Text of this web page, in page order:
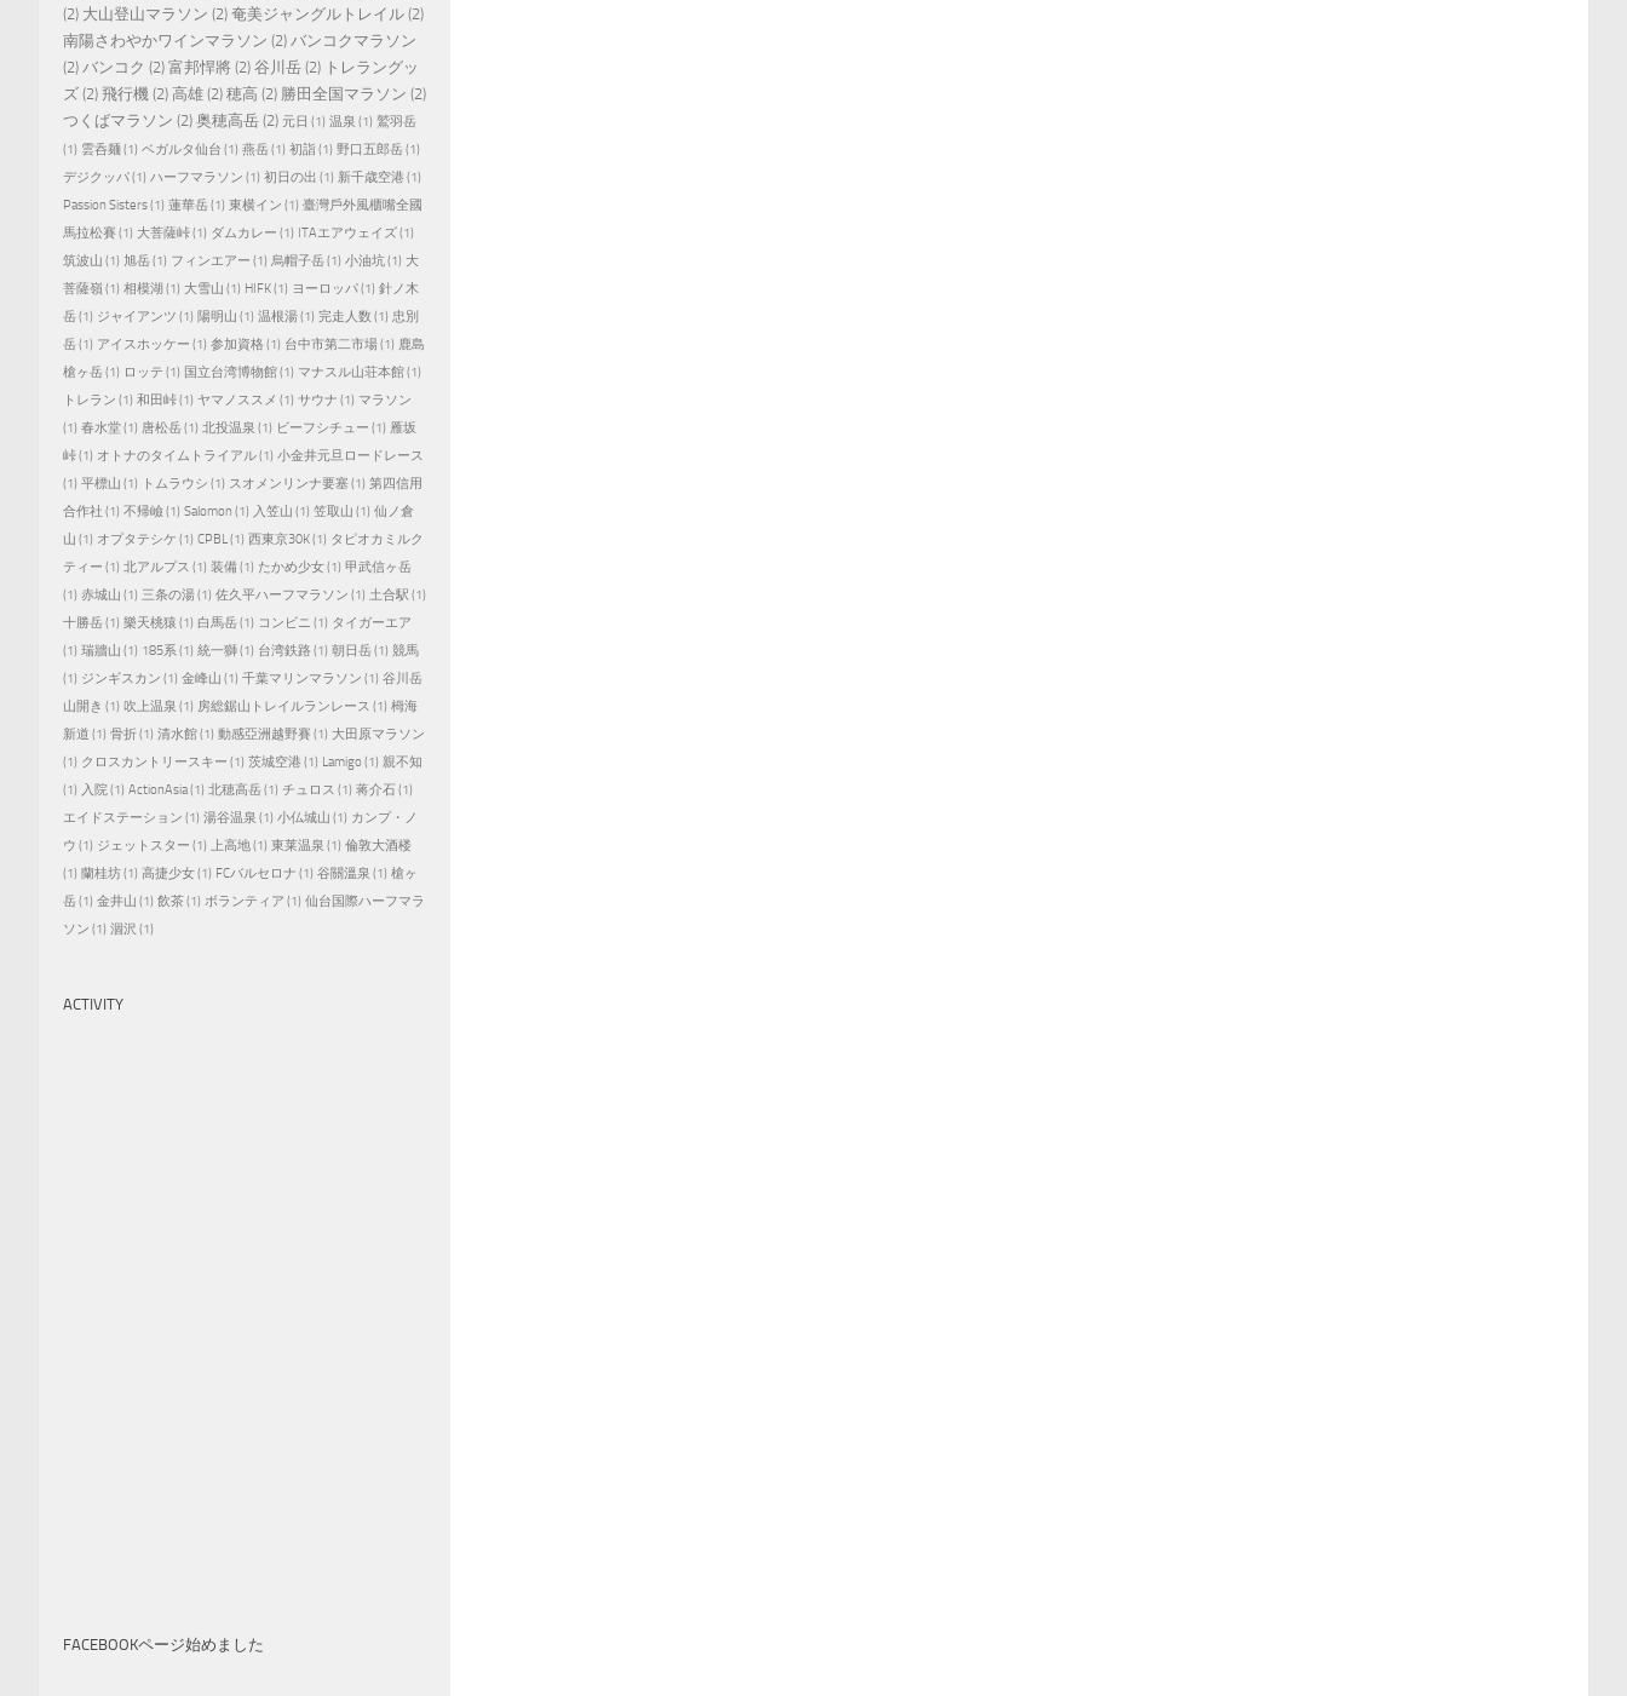
(2) 大山登山マラソン (2) 奄美ジャングルトレイル (2)
南陽さわやかワインマラソン (2) バンコクマラソン
(2) バンコク (2) 富邦悍將 (2) 谷川岳 (2) トレラングッ
ズ (2) 飛行機 (2) 高雄 (2) 穂高 (2) 勝田全国マラソン (2)
つくばマラソン (2) 奥穂高岳 (2) 元日 (1) 温泉 (1) 鷲羽岳
(1) 雲呑麺(1) ベガルタ仙台 (1) 燕岳(1) 初詣(1) 野口五郎岳(1)
デジクッパ(1) ハーフマラソン (1) 初日の出 (1) 新千歳空港 (1)
Passion Sisters(1) 蓮華岳(1) 東横イン (1) 臺灣戶外風櫃嘴全國
馬拉松賽 (1) 大菩薩峠(1) ダムカレー (1) ITAエアウェイズ(1)
筑波山 (1) 旭岳(1) フィンエアー (1) 烏帽子岳(1) 小油坑(1) 大
菩薩嶺 (1) 相模湖 (1) 大雪山 (1) HIFK(1) ヨーロッパ(1) 針ノ木
岳(1) ジャイアンツ (1) 陽明山 (1) 温根湯(1) 完走人数 (1) 忠別
岳(1) アイスホッケー (1) 参加資格 (1) 台中市第二市場(1) 鹿島
槍ヶ岳(1) ロッテ (1) 国立台湾博物館(1) マナスル山荘本館(1)
トレラン (1) 和田峠(1) ヤマノススメ (1) サウナ (1) マラソン
(1) 春水堂(1) 唐松岳(1) 北投温泉 (1) ビーフシチュー (1) 雁坂
峠(1) オトナのタイムトライアル(1) 小金井元旦ロードレース
(1) 平標山 (1) トムラウシ (1) スオメンリンナ要塞(1) 第四信用
合作社 (1) 不帰嶮(1) Salomon (1) 入笠山 (1) 笠取山 (1) 仙ノ倉
山 (1) オプタテシケ (1) CPBL (1) 西東京30K(1) タピオカミルク
ティー (1) 北アルプス (1) 装備(1) たかめ少女(1) 甲武信ヶ岳
(1) 赤城山 (1) 三条の湯(1) 佐久平ハーフマラソン (1) 土合駅 (1)
十勝岳(1) 樂天桃猿 (1) 白馬岳(1) コンビニ (1) タイガーエア
(1) 瑞牆山 (1) 185系 (1) 統一獅(1) 台湾鉄路 (1) 朝日岳(1) 競馬
(1) ジンギスカン (1) 金峰山 (1) 千葉マリンマラソン (1) 谷川岳
山開き (1) 吹上温泉 (1) 房総鋸山トレイルランレース (1) 栂海
新道 (1) 骨折(1) 清水館(1) 動感亞洲越野賽 (1) 大田原マラソン
(1) クロスカントリースキー (1) 茨城空港 (1) Lamigo (1) 親不知
(1) 入院(1) ActionAsia(1) 北穂高岳(1) チュロス (1) 蒋介石(1)
エイドステーション (1) 湯谷温泉 (1) 小仏城山 (1) カンプ・ノ
ウ (1) ジェットスター (1) 上高地(1) 東莱温泉 (1) 倫敦大酒楼
(1) 蘭桂坊(1) 高捷少女(1) FCバルセロナ (1) 谷關溫泉 (1) 槍ヶ
岳(1) 金井山 (1) 飲茶(1) ボランティア (1) 仙台国際ハーフマラ
ソン (1) 涸沢 (1)
ACTIVITY
FACEBOOKページ始めました